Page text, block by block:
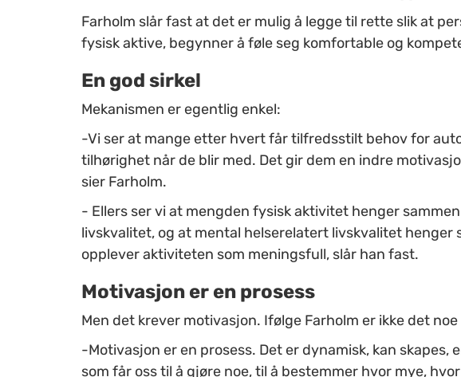
Farholm slår fast at det er mulig å legge til rette slik at
fysisk aktive, begynner å føle seg komfortable og
En god sirkel
Mekanismen er egentlig enkel:
-Vi ser at mange etter hvert får tilfredsstilt behov for
tilhørighet når de blir med. Det gir dem en indre
sier Farholm.
- Ellers ser vi at mengden fysisk aktivitet henger
livskvalitet, og at mental helserelatert livskvalitet henger
opplever aktiviteten som meningsfull, slår han fast.
Motivasjon er en prosess
Men det krever motivasjon. Ifølge Farholm er ikke det
-Motivasjon er en prosess. Det er dynamisk, kan skapes,
som får oss til å gjøre noe, til å bestemmer hvor mye,